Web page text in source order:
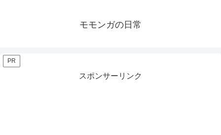
モモンガの日常
PR
スポンサーリンク